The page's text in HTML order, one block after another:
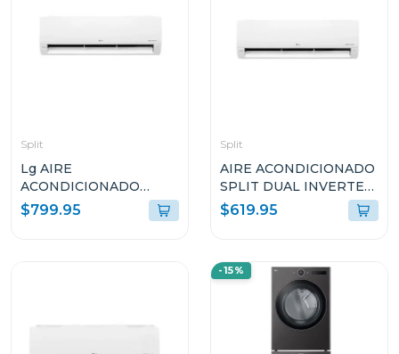
Split
Lg AIRE
ACONDICIONADO
SPLIT DUAL INVERTER
24000BTU KW
$799.95
Split
AIRE ACONDICIONADO
SPLIT DUAL INVERTER
18000BTU LG KW
MANAGER THINQ
$619.95
-15%